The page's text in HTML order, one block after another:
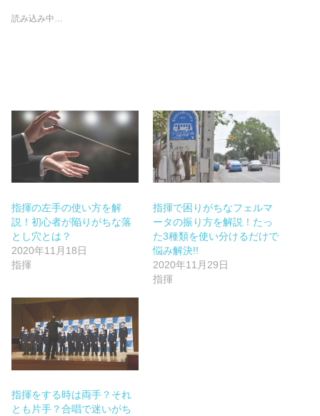
読み込み中…
指揮の左手の使い方を解
説！初心者が陥りがちな落
とし穴とは？
2020年11月18日
指揮
指揮で困りがちなフェルマ
ータの振り方を解説！たっ
た3種類を使い分けるだけで
悩み解決!!
2020年11月29日
指揮
指揮をする時は両手？それ
とも片手？合唱で迷いがち